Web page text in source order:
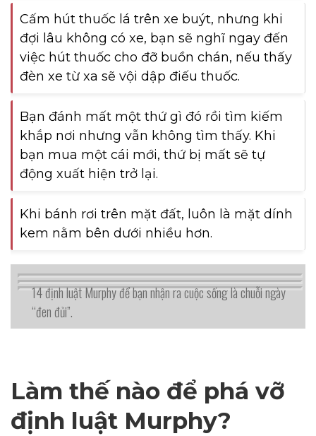
Cấm hút thuốc lá trên xe buýt, nhưng khi
đợi lâu không có xe, bạn sẽ nghĩ ngay đến
việc hút thuốc cho đỡ buồn chán, nếu thấy
đèn xe từ xa sẽ vội dập điếu thuốc.
Bạn đánh mất một thứ gì đó rồi tìm kiếm
khắp nơi nhưng vẫn không tìm thấy. Khi
bạn mua một cái mới, thứ bị mất sẽ tự
động xuất hiện trở lại.
Khi bánh rơi trên mặt đất, luôn là mặt dính
kem nằm bên dưới nhiều hơn.
14 định luật Murphy để bạn nhận ra cuộc sống là chuỗi ngày
“đen đủi”.
Làm thế nào để phá vỡ
định luật Murphy?